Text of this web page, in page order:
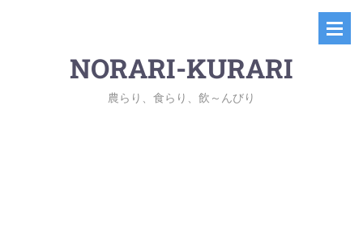
NORARI-KURARI
農らり、食らり、飲～んびり